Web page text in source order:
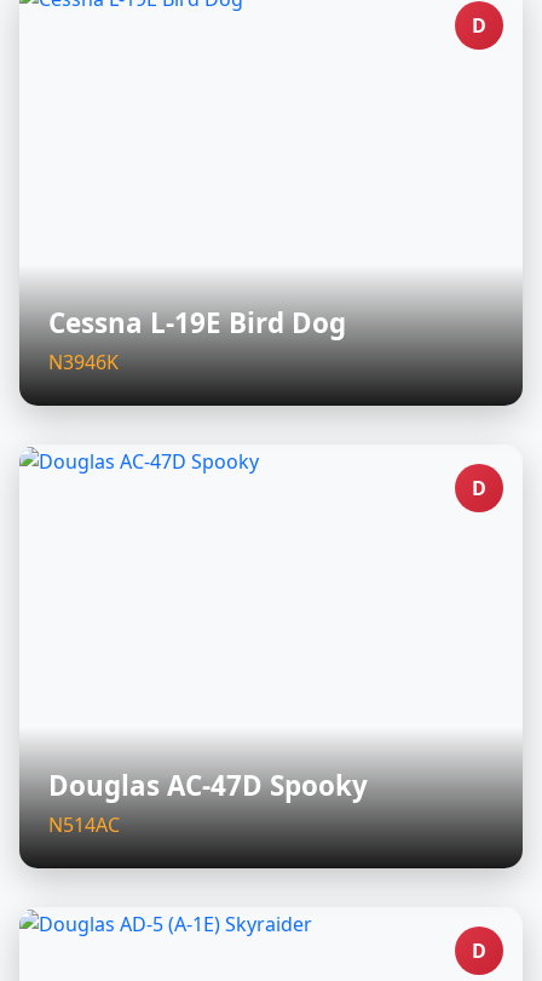
D
Cessna L-19E Bird Dog
N3946K
D
Douglas AC-47D Spooky
N514AC
D